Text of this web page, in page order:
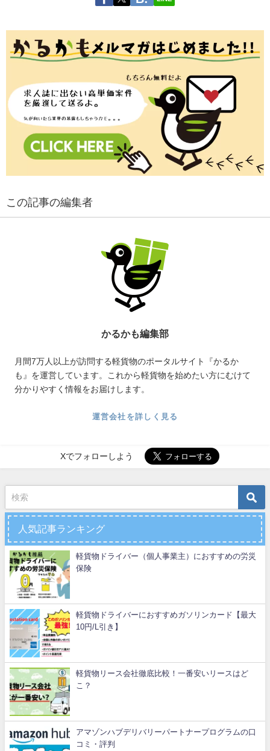
この記事の編集者
かるかも編集部
月間7万人以上が訪問する軽貨物のポータルサイト『かるか
も』を運営しています。これから軽貨物を始めたい方にむけて
分かりやすく情報をお届けします。
運営会社を詳しく見る
Xでフォローしよう
人気記事ランキング
軽貨物ドライバー（個人事業主）におすすめの労災
保険
軽貨物ドライバーにおすすめガソリンカード【最大
10円/L引き】
軽貨物リース会社徹底比較！一番安いリースはど
こ？
アマゾンハブデリバリーパートナープログラムの口
コミ・評判